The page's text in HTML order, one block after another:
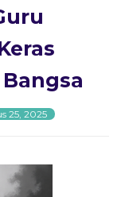
25, 2025